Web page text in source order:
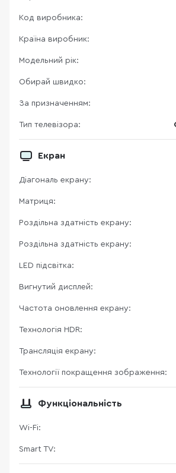
Код виробника:
Країна виробник:
Модельний рік:
Обирай швидко:
За призначенням:
Тип телевізора:
Екран
Діагональ екрану:
Матриця:
Роздільна здатність екрану:
Роздільна здатність екрану:
LED підсвітка:
Вигнутий дисплей:
Частота оновлення екрану:
Технологія HDR:
Трансляція екрану:
Технології покращення зображення:
Функціональність
Wi-Fi:
Smart TV: